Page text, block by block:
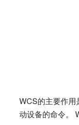
WCS的主要作用
动设备的命令。